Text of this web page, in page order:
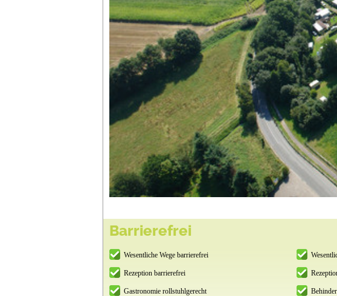
Barrierefrei
Wesentliche Wege barrierefrei
Rezeption barrierefrei
Gastronomie rollstuhlgerecht